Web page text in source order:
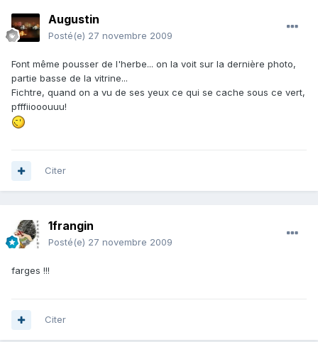
Augustin
Posté(e) 27 novembre 2009
Font même pousser de l'herbe... on la voit sur la dernière photo,
partie basse de la vitrine...
Fichtre, quand on a vu de ses yeux ce qui se cache sous ce vert,
pfffiiooouuu!
Citer
1frangin
Posté(e) 27 novembre 2009
farges !!!
Citer